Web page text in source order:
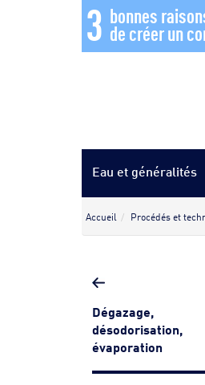
3 bonnes
de créer un
Eau et généralités
Accueil Procédés et
Dégazage,
désodorisation,
évaporation